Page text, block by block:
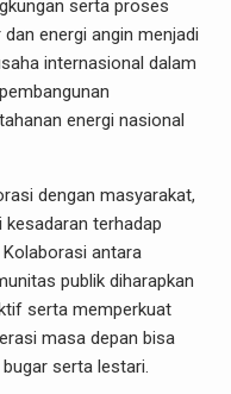
serta proses
energi angin menjadi
internasional dalam
energi nasional
dengan masyarakat,
terhadap
antara
publik diharapkan
serta memperkuat
masa depan bisa
serta lestari.